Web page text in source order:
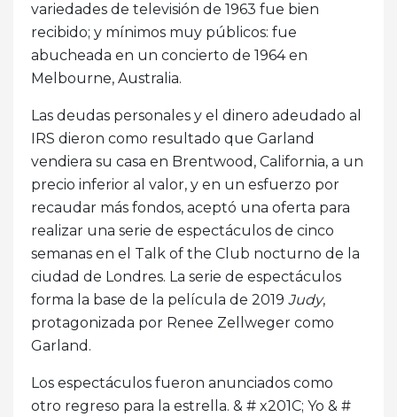
variedades de televisión de 1963 fue bien
recibido; y mínimos muy públicos: fue
abucheada en un concierto de 1964 en
Melbourne, Australia.
Las deudas personales y el dinero adeudado al
IRS dieron como resultado que Garland
vendiera su casa en Brentwood, California, a un
precio inferior al valor, y en un esfuerzo por
recaudar más fondos, aceptó una oferta para
realizar una serie de espectáculos de cinco
semanas en el Talk of the Club nocturno de la
ciudad de Londres. La serie de espectáculos
forma la base de la película de 2019 Judy,
protagonizada por Renee Zellweger como
Garland.
Los espectáculos fueron anunciados como
otro regreso para la estrella. & # x201C; Yo & #